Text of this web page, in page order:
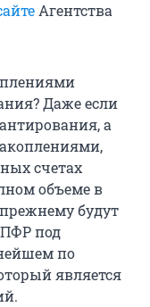
Агентства
Даже если
а
счетах
объеме в
будут
под
по
является